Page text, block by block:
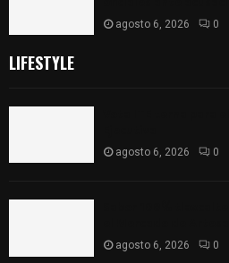
agosto 6, 2026 0
LIFESTYLE
agosto 6, 2026 0
agosto 6, 2026 0